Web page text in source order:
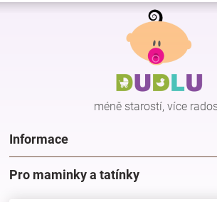
Z
méně starostí, více
Informace
Pro maminky a tatínky